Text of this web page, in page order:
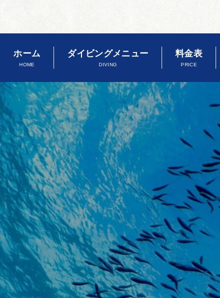
ホーム
HOME
ダイビングメニュー
DIVING
料金表
PRICE